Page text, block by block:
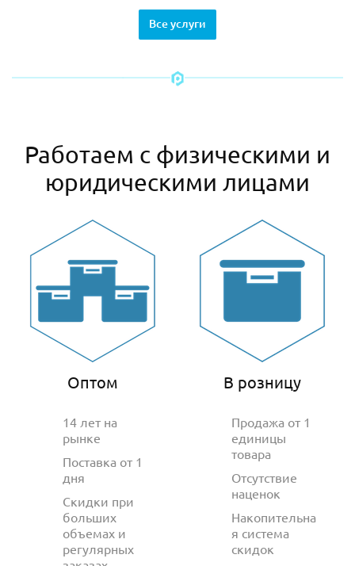
Все услуги
Работаем с физическими и
юридическими лицами
Оптом
14 лет на
рынке
Поставка от 1
дня
Скидки при
больших
объемах и
регулярных
В розницу
Продажа от 1
единицы
товара
Отсутствие
наценок
Накопительна
я система
скидок